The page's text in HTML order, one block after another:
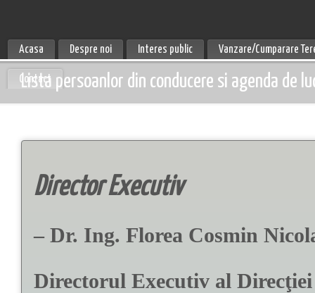
Acasa Despre noi Interes public Vanzare/Cumparare
Contact
Lista persoanlor din conducere si agenda de
Director Executiv
– Dr. Ing. Florea Cosmin
Directorul Executiv al